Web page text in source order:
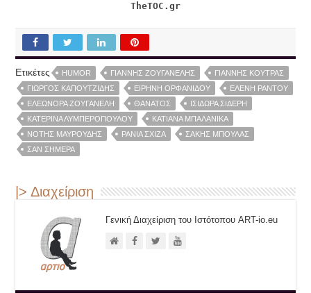
TheTOC.gr
Ετικέτες HUMOR ΓΙΆΝΝΗΣ ΖΟΥΓΑΝΈΛΗΣ
ΓΙΆΝΝΗΣ ΚΟΎΤΡΑΣ
ΓΙΏΡΓΟΣ ΚΑΠΟΥΤΖΊΔΗΣ
ΕΙΡΉΝΗ ΟΡΦΑΝΊΔΟΥ
ΕΛΈΝΗ ΡΆΝΤΟΥ
ΕΛΕΩΝΌΡΑ ΖΟΥΓΑΝΈΛΗ
ΘΆΝΑΤΟΣ
ΙΣΙΔΏΡΑ ΣΙΔΈΡΗ
ΚΑΤΕΡΊΝΑ ΛΥΜΠΕΡΟΠΟΎΛΟΥ
ΚΑΤΙΆΝΑ ΜΠΑΛΑΝΊΚΑ
ΝΌΤΗΣ ΜΑΥΡΟΥΔΉΣ
ΡΆΝΙΑ ΣΧΊΖΑ
ΣΆΚΗΣ ΜΠΟΥΛΆΣ
ΣΑΝ ΣΉΜΕΡΑ
|> Διαχείριση
Γενική Διαχείριση του Ιστότοπου ART-io.eu